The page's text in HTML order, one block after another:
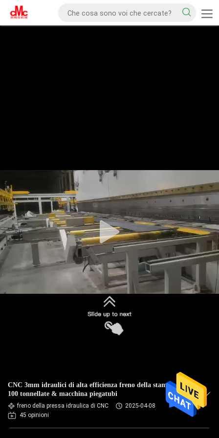
CNC 3mm idraulici di alta efficienza freno della stampa da
100 tonnellate & macchina piegatubi
freno della pressa idraulica di CNC
2025-04-08
45 opinioni